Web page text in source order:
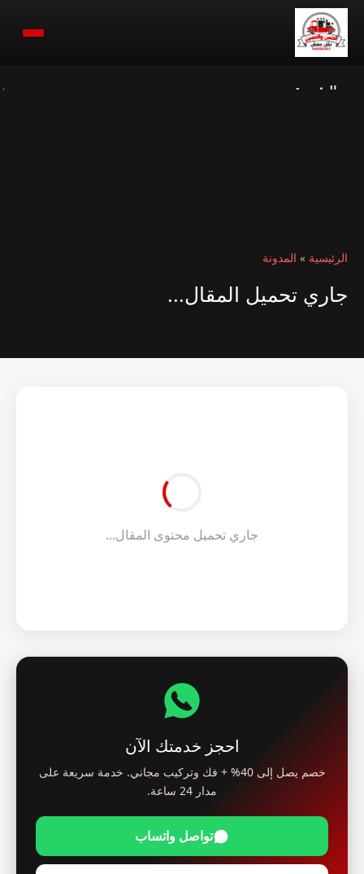
الرئيسية
الرئيسية » المدونة
جاري تحميل المقال...
جاري تحميل محتوى المقال...
احجز خدمتك الآن
خصم يصل إلى 40% + فك وتركيب مجاني. خدمة سريعة على
مدار 24 ساعة.
تواصل واتساب